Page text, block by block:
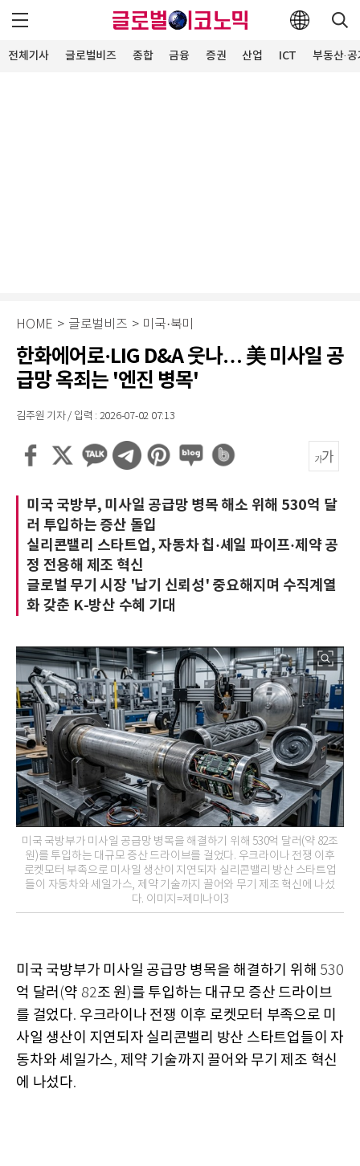
전체기사 글로벌비즈 종합 금융 증권 산업 ICT 부동산·
HOME > 글로벌비즈 > 미국·북미
한화에어로·LIG D&A 웃나… 美 미사일 공
급망 옥죄는 '엔진 병목'
김주원 기자 / 입력 : 2026-07-02 07:13
미국 국방부, 미사일 공급망 병목 해소 위해 530억 달
러 투입하는 증산 돌입
실리콘밸리 스타트업, 자동차 칩·셰일 파이프·제약 공
정 전용해 제조 혁신
글로벌 무기 시장 '납기 신뢰성' 중요해지며 수직계열
화 갖춘 K-방산 수혜 기대
미국 국방부가 미사일 공급망 병목을 해결하기 위해 530억 달러(약 82조
원)를 투입하는 대규모 증산 드라이브를 걸었다. 우크라이나 전쟁 이후
로켓모터 부족으로 미사일 생산이 지연되자 실리콘밸리 방산 스타트업
들이 자동차와 셰일가스, 제약 기술까지 끌어와 무기 제조 혁신에 나섰
다. 이미지=제미나이3
미국 국방부가 미사일 공급망 병목을 해결하기 위해 530
억 달러 (약 82조 원 )를 투입하는 대규모 증산 드라이브
를 걸었다. 우크라이나 전쟁 이후 로켓모터 부족으로 미
사일 생산이 지연되자 실리콘밸리 방산 스타트업들이 자
동차와 셰일가스, 제약 기술까지 끌어와 무기 제조 혁신
에 나섰다.